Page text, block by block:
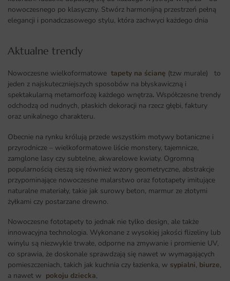
nowoczesnego po klasyczny. Stwórz harmonijną przestrzeń pełną
elegancji i ponadczasowego stylu, która zachwyci każdego dnia
Aktualne trendy​
Nowoczesne wielkoformatowe tapety na ścianę (tzw murale) to
jeden z najskuteczniejszych sposobów na błyskawiczną i
spektakularną metamorfozę każdego wnętrza. Współczesne trendy
odchodzą od nudnych, płaskich dekoracji na rzecz głębi, faktury
oraz unikalnego charakteru.
Obecnie na rynku królują przede wszystkim motywy botaniczne i
przyrodnicze – wielkoformatowe liście monstery, tajemnicze,
zamglone lasy czy subtelne, akwarelowe kwiaty. Ogromną
popularnością cieszą się również wzory geometryczne, abstrakcje
przypominające nowoczesne malarstwo oraz fototapety imitujące
naturalne materiały, takie jak surowy beton, marmur ze złotymi
żyłkami czy postarzane drewno.
Nowoczesne fototapety to jednak nie tylko design, ale także
innowacyjna technologia. Wykonane z wysokiej jakości flizeliny lub
winylu są niezwykle trwałe, odporne na zmywanie i promienie UV,
co sprawia, że doskonale sprawdzają się nawet w wymagających
pomieszczeniach, takich jak kuchnia czy łazienka, w sypialni, biurze,
a nawet w pokoju dziecka,